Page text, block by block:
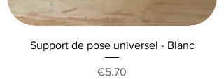
Support de pose universel - Blanc
Price
€5.70